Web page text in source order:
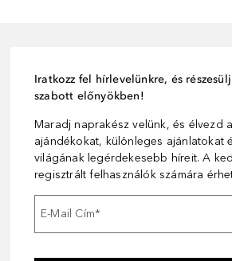
Iratkozz fel hírlevelünkre, és
szabott előnyökben!
Maradj naprakész velünk, és élvezd
ajándékokat, különleges ajánlatokat
világának legérdekesebb híreit. A
regisztrált felhasználók számára
E-Mail Cím*